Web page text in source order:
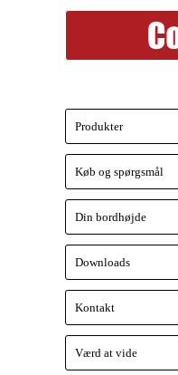
Produkter
Køb og spørgsmål
Din bordhøjde
Downloads
Kontakt
Værd at vide